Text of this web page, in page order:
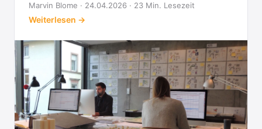
Architekten-FAQ.
Marvin Blome · 24.04.2026 · 23 Min. Lesezeit
Weiterlesen →